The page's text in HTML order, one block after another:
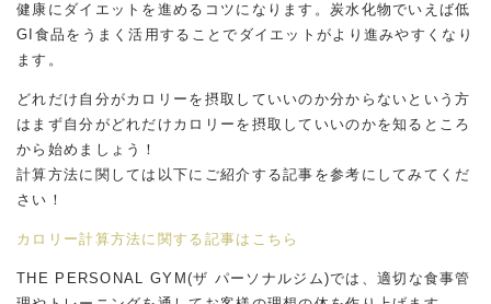
健康にダイエットを進めるコツになります。炭水化物でいえば低
GI食品をうまく活用することでダイエットがより進みやすくなり
ます。
どれだけ自分がカロリーを摂取していいのか分からないという方
はまず自分がどれだけカロリーを摂取していいのかを知るところ
から始めましょう！
計算方法に関しては以下にご紹介する記事を参考にしてみてくだ
さい！
カロリー計算方法に関する記事はこちら
THE PERSONAL GYM(ザ パーソナルジム)では、適切な食事管